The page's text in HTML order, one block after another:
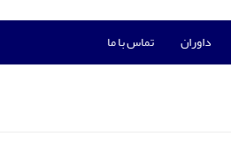
داوران تماس با ما